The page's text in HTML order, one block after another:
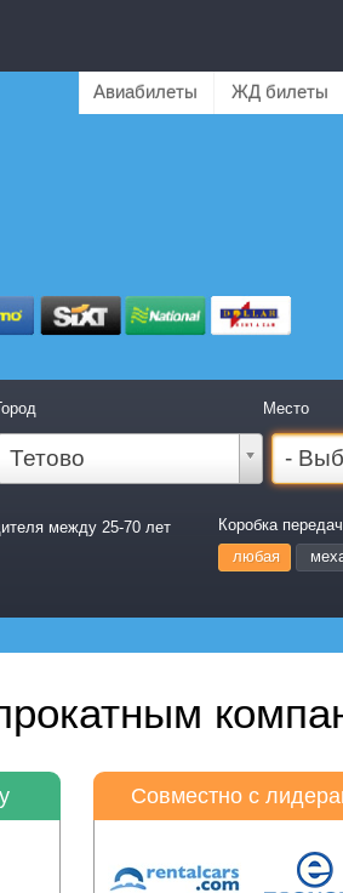
Авиабилеты ЖД билеты
Место
Тетово -
между 25-70 лет
Коробка передач
любая
Совместно с